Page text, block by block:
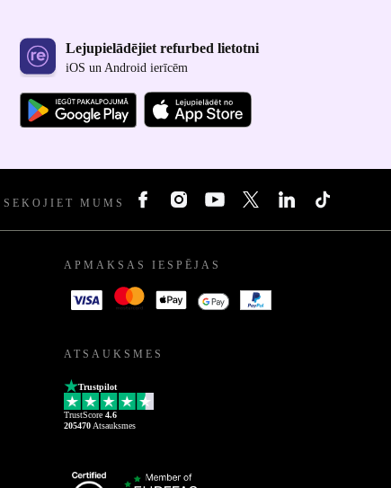
Lejupielādējiet refurbed lietotni
iOS un Android ierīcēm
SEKOJIET MUMS
APMAKSAS IESPĒJAS
ATSAUKSMES
Trustpilot
TrustScore 4.6
205470 Atsauksmes